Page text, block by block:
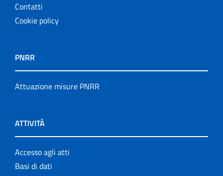
Contatti
Cookie policy
PNRR
Attuazione misure PNRR
ATTIVITÀ
Accesso agli atti
Basi di dati